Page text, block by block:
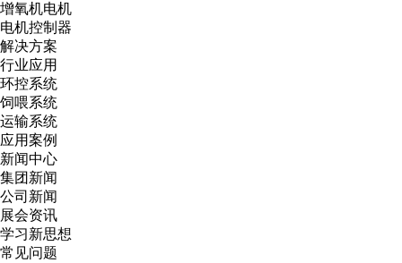
增氧机电机
电机控制器
解决方案
行业应用
环控系统
饲喂系统
运输系统
应用案例
新闻中心
集团新闻
公司新闻
展会资讯
学习新思想
常见问题